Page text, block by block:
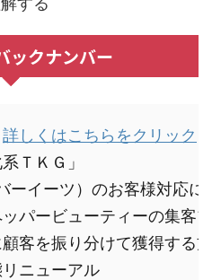
ックナンバー
詳しくはこちらをクリック
ＴＫＧ」
イーツ）のお客様対応に
パービューティーの集客
客を振り分けて獲得する
ニューアル